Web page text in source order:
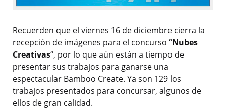
Recuerden que el viernes 16 de diciembre cierra la
recepción de imágenes para el concurso “Nubes
Creativas“, por lo que aún están a tiempo de
presentar sus trabajos para ganarse una
espectacular Bamboo Create. Ya son 129 los
trabajos presentados para concursar, algunos de
ellos de gran calidad.